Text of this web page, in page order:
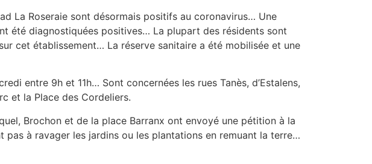
La Roseraie sont désormais positifs au coronavirus… Une
été diagnostiquées positives… La plupart des résidents sont
cet établissement… La réserve sanitaire a été mobilisée et une
entre 9h et 11h… Sont concernées les rues Tanès, d’Estalens,
et la Place des Cordeliers.
Brochon et de la place Barranx ont envoyé une pétition à la
pas à ravager les jardins ou les plantations en remuant la terre…